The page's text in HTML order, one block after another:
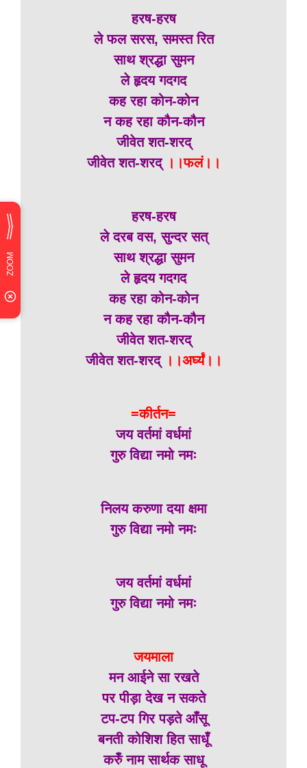
हरष-हरष
ले फल सरस, समस्त रित
साथ श्रद्धा सुमन
ले हृदय गदगद
कह रहा कोन-कोन
न कह रहा कौन-कौन
जीवेत शत-शरद्
जीवेत शत-शरद् ।।फलं।।
हरष-हरष
ले दरब वस, सुन्दर सत्
साथ श्रद्धा सुमन
ले हृदय गदगद
कह रहा कोन-कोन
न कह रहा कौन-कौन
जीवेत शत-शरद्
जीवेत शत-शरद् ।।अर्घ्यं।।
=कीर्तन=
जय वर्तमां वर्धमां
गुरु विद्या नमो नमः
निलय करुणा दया क्षमा
गुरु विद्या नमो नमः
जय वर्तमां वर्धमां
गुरु विद्या नमो नमः
जयमाला
मन आईने सा रखते
पर पीड़ा देख न सकते
टप-टप गिर पड़ते आँसू
बनती कोशिश हित साधूँ
करुँ नाम सार्थक साधू